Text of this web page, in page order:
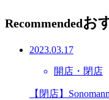
Recommendedお
2023.03.17
開店・閉店
【閉店】